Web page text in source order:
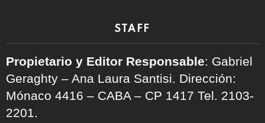
STAFF
Propietario y Editor Responsable: Gabriel
Geraghty – Ana Laura Santisi. Dirección:
Mónaco 4416 – CABA – CP 1417 Tel. 2103-
2201.